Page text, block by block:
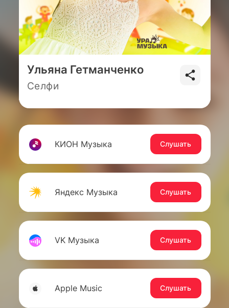
Ульяна Гетманченко
Селфи
КИОН Музыка Слушать
Яндекс Музыка Слушать
VK Музыка Слушать
Apple Music Слушать